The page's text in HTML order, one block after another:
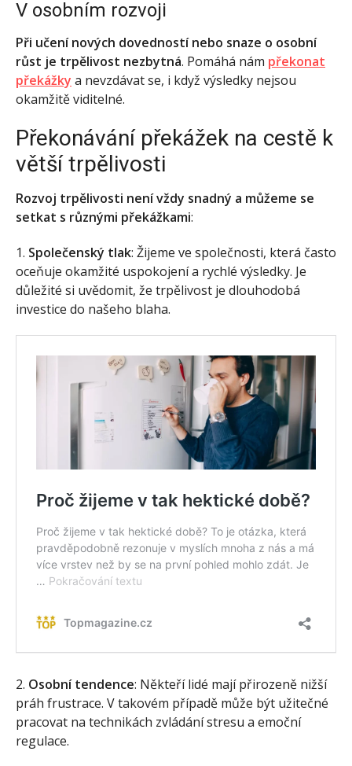
V osobním rozvoji
Při učení nových dovedností nebo snaze o osobní
růst je trpělivost nezbytná. Pomáhá nám překonat
překážky a nevzdávat se, i když výsledky nejsou
okamžitě viditelné.
Překonávání překážek na cestě k
větší trpělivosti
Rozvoj trpělivosti není vždy snadný a můžeme se
setkat s různými překážkami:
1. Společenský tlak: Žijeme ve společnosti, která často
oceňuje okamžité uspokojení a rychlé výsledky. Je
důležité si uvědomit, že trpělivost je dlouhodobá
investice do našeho blaha.
2. Osobní tendence: Někteří lidé mají přirozeně nižší
práh frustrace. V takovém případě může být užitečné
pracovat na technikách zvládání stresu a emoční
regulace.